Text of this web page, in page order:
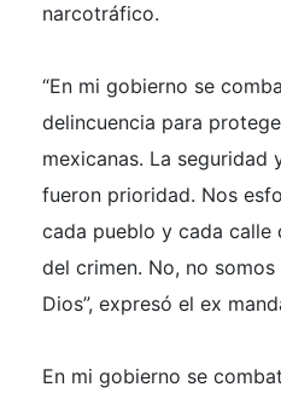
narcotráfico.
“En mi gobierno se
delincuencia para
mexicanas. La seguridad
fueron prioridad. Nos
cada pueblo y cada calle
del crimen. No, no
Dios”, expresó el ex
En mi gobierno se